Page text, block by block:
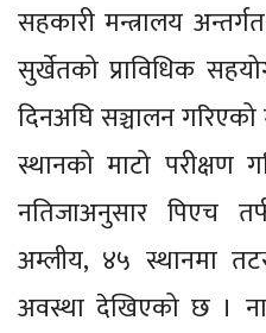
सहकारी मन्त्रालय
सुर्खेतको प्राविधिक
दिनअघि सञ्चालन गरिएको
स्थानको माटो परीक्षण
नतिजाअनुसार पिएच
अम्लीय, ४५ स्थानमा
अवस्था देखिएको छ ।